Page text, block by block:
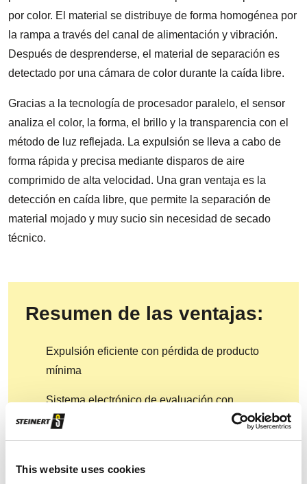
This website uses cookies
por color. El material se distribuye de forma homogénea por
la rampa a través del canal de alimentación y vibración.
Después de desprenderse, el material de separación es
detectado por una cámara de color durante la caída libre.
Gracias a la tecnología de procesador paralelo, el sensor
analiza el color, la forma, el brillo y la transparencia con el
método de luz reflejada. La expulsión se lleva a cabo de
forma rápida y precisa mediante disparos de aire
comprimido de alta velocidad. Una gran ventaja es la
detección en caída libre, que permite la separación de
material mojado y muy sucio sin necesidad de secado
técnico.
Resumen de las ventajas:
Expulsión eficiente con pérdida de producto
mínima
Sistema electrónico de evaluación con
resistencia a la sobrecarga
contra el desgaste